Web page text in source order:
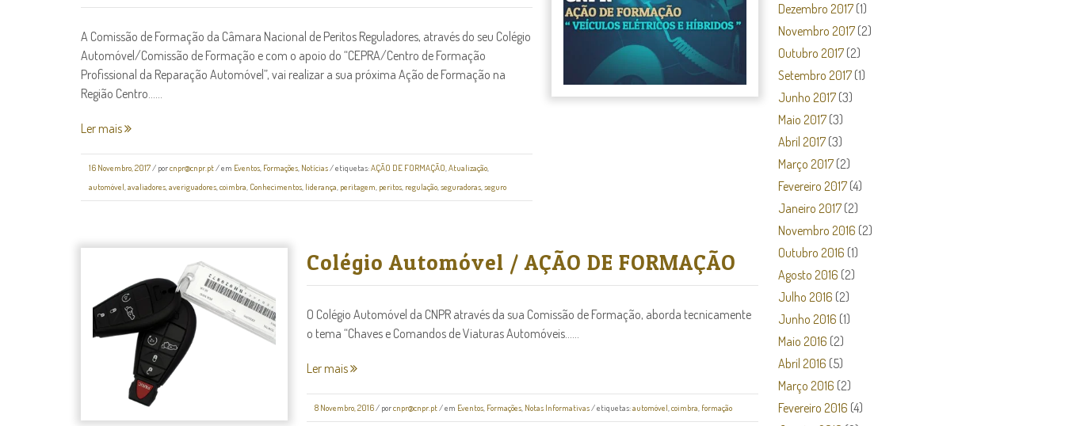
A Comissão de Formação da Câmara Nacional de Peritos Reguladores, através do seu Colégio
Automóvel/Comissão de Formação e com o apoio do “CEPRA/Centro de Formação
Profissional da Reparação Automóvel”, vai realizar a sua próxima Ação de Formação na
Região Centro......
Ler mais
16 Novembro, 2017/ porcnpr@cnpr.pt/ em Eventos, Formações, Notícias/ etiquetas:AÇÃO DE FORMAÇÃO,Atualização,
automóvel,avaliadores,averiguadores,coimbra, Conhecimentos, liderança, peritagem, peritos, regulação,seguradoras,seguro
Colégio Automóvel / AÇÃO DE FORMAÇÃO
O Colégio Automóvel da CNPR através da sua Comissão de Formação, aborda tecnicamente
o tema “Chaves e Comandos de Viaturas Automóveis......
Ler mais
8 Novembro, 2016/ porcnpr@cnpr.pt/ em Eventos, Formações, Notas Informativas/ etiquetas:automóvel,coimbra, formação
Dezembro 2017 (1)
Novembro 2017 (2)
Outubro 2017 (2)
Setembro 2017 (1)
Junho 2017 (3)
Maio 2017 (3)
Abril 2017 (3)
Março 2017 (2)
Fevereiro 2017 (4)
Janeiro 2017 (2)
Novembro 2016 (2)
Outubro 2016 (1)
Agosto 2016 (2)
Julho 2016 (2)
Junho 2016 (1)
Maio 2016 (2)
Abril 2016 (5)
Março 2016 (2)
Fevereiro 2016 (4)